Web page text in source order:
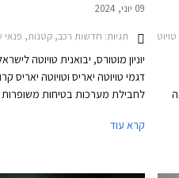
2026מחירון רכב
09 יוני, 2024
תגיות: חדשות רכב, קטנות, פנאי שטח, טויוטה, טויוטה
יוניון מוטורס, יבואנית טויוטה
לחבילת מערכות בטיחות
קרא עוד